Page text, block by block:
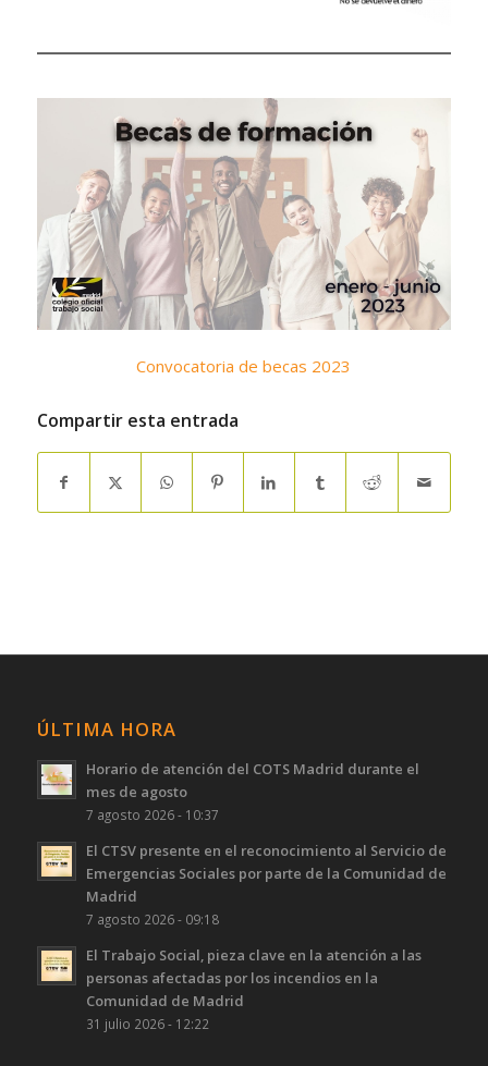
Convocatoria de becas 2023
Compartir esta entrada
ÚLTIMA HORA
Horario de atención del COTS Madrid durante el
mes de agosto
7 agosto 2026 - 10:37
El CTSV presente en el reconocimiento al Servicio de
Emergencias Sociales por parte de la Comunidad de
Madrid
7 agosto 2026 - 09:18
El Trabajo Social, pieza clave en la atención a las
personas afectadas por los incendios en la
Comunidad de Madrid
31 julio 2026 - 12:22